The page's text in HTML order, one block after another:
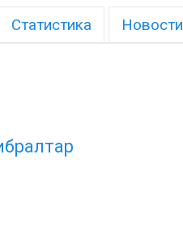
Статистика Новости